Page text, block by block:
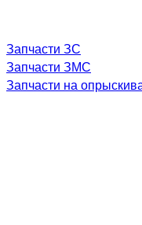
Запчасти ЗС
Запчасти ЗМС
Запчасти на